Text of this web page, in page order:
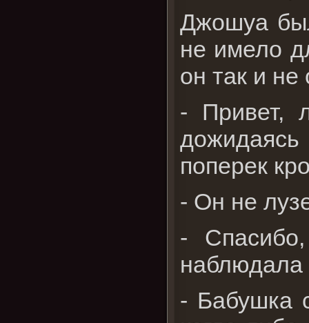
Джошуа
не имело
он так и не
- Привет,
поперек
- Он не
-
наблюдала
- Бабушка